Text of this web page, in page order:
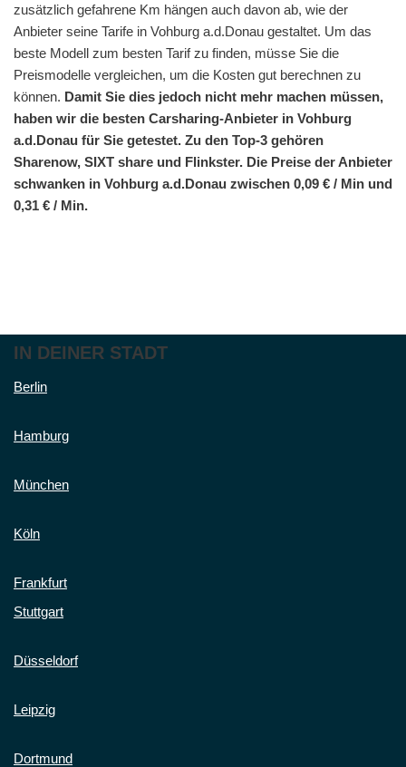
zusätzlich gefahrene Km hängen auch davon ab, wie der
Anbieter seine Tarife in Vohburg a.d.Donau gestaltet. Um das
beste Modell zum besten Tarif zu finden, müsse Sie die
Preismodelle vergleichen, um die Kosten gut berechnen zu
können. Damit Sie dies jedoch nicht mehr machen müssen,
haben wir die besten Carsharing-Anbieter in Vohburg
a.d.Donau für Sie getestet. Zu den Top-3 gehören
Sharenow, SIXT share und Flinkster. Die Preise der Anbieter
schwanken in Vohburg a.d.Donau zwischen 0,09 € / Min und
0,31 € / Min.
IN DEINER STADT
Berlin
Hamburg
München
Köln
Frankfurt
Stuttgart
Düsseldorf
Leipzig
Dortmund